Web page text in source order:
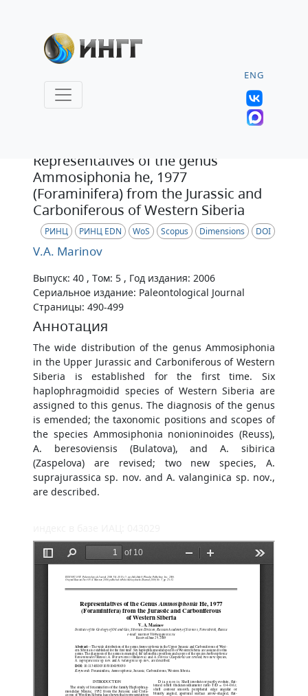
ENG
Representatives of the genus
Ammosiphonia he, 1977
(Foraminifera) from the Jurassic and
Carboniferous of Western Siberia
РИНЦ РИНЦ EDN WoS Scopus Dimensions DOI
V.A. Marinov
Выпуск: 40 , Том: 5 , Год издания: 2006
Сериальное издание: Paleontological Journal
Страницы: 490-499
Аннотация
The wide distribution of the genus Ammosiphonia
in the Upper Jurassic and Carboniferous of Western
Siberia is established for the first time. Six
haplophragmoidid species of Western Siberia are
assigned to this genus. The diagnosis of the genus
is emended; the taxonomic positions and scopes of
the species Ammosiphonia nonioninoides (Reuss),
A. beresoviensis (Bulatova), and A. sibirica
(Zaspelova) are revised; two new species, A.
suprajurassica sp. nov. and A. valanginica sp. nov.,
are described.